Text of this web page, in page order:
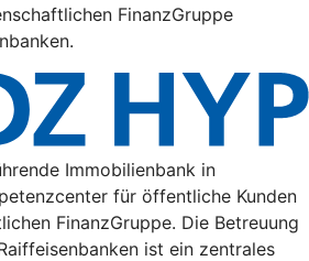
FinanzGruppe
Immobilienbank in
für öffentliche Kunden
FinanzGruppe. Die Betreuung
ist ein zentrales